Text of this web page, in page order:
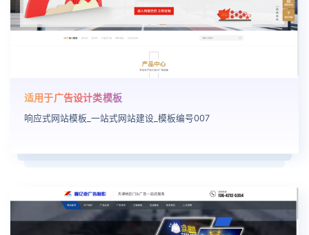
适用于广告设计类模板
响应式网站模板_一站式网站建设_模板编号007